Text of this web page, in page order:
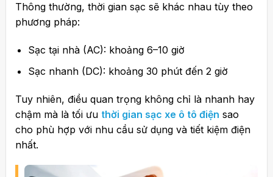
Thông thường, thời gian sạc sẽ khác nhau tùy theo
phương pháp:
Sạc tại nhà (AC): khoảng 6–10 giờ
Sạc nhanh (DC): khoảng 30 phút đến 2 giờ
Tuy nhiên, điều quan trọng không chỉ là nhanh hay
chậm mà là tối ưu thời gian sạc xe ô tô điện sao
cho phù hợp với nhu cầu sử dụng và tiết kiệm điện
nhất.